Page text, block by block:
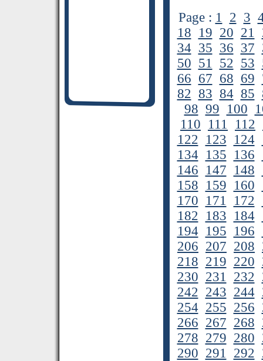
Page : 1 2 3
18 19 20 21
34 35 36 37
50 51 52 53
66 67 68 69
82 83 84 85
98 99 100
110 111 112
122 123 124
134 135 136
146 147 148
158 159 160
170 171 172
182 183 184
194 195 196
206 207 208
218 219 220
230 231 232
242 243 244
254 255 256
266 267 268
278 279 280
290 291 292